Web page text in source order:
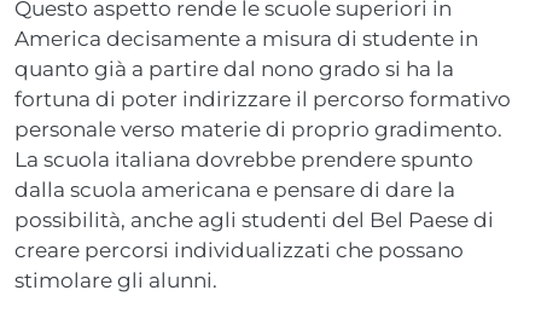
Questo aspetto rende le scuole superiori in
America decisamente a misura di studente in
quanto già a partire dal nono grado si ha la
fortuna di poter indirizzare il percorso formativo
personale verso materie di proprio gradimento.
La scuola italiana dovrebbe prendere spunto
dalla scuola americana e pensare di dare la
possibilità, anche agli studenti del Bel Paese di
creare percorsi individualizzati che possano
stimolare gli alunni.